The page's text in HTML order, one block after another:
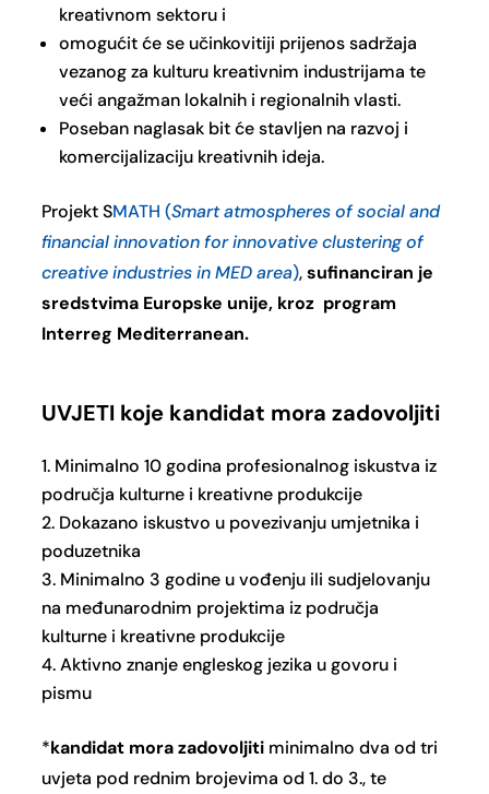
kreativnom sektoru i
omogućit će se učinkovitiji prijenos sadržaja
vezanog za kulturu kreativnim industrijama te
veći angažman lokalnih i regionalnih vlasti.
Poseban naglasak bit će stavljen na razvoj i
komercijalizaciju kreativnih ideja.
Projekt SMATH (Smart atmospheres of social and
financial innovation for innovative clustering of
creative industries in MED area),sufinanciran je
sredstvima Europske unije, kroz program
Interreg Mediterranean.
UVJETI koje kandidat mora zadovoljiti
Minimalno 10 godina profesionalnog iskustva iz
područja kulturne i kreativne produkcije
Dokazano iskustvo u povezivanju umjetnika i
poduzetnika
Minimalno 3 godine u vođenju ili sudjelovanju
na međunarodnim projektima iz područja
kulturne i kreativne produkcije
Aktivno znanje engleskog jezika u govoru i
pismu
*kandidat mora zadovoljiti minimalno dva od tri
uvjeta pod rednim brojevima od 1. do 3., te